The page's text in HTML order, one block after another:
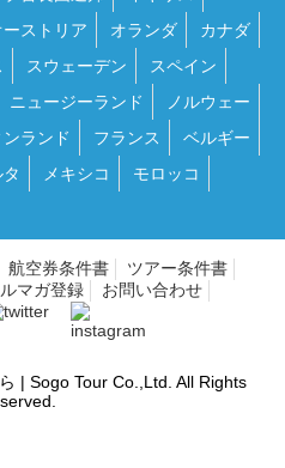
ーストリア オランダ
カナダ
スウェーデン
スペイン
ニュージーランド
ノルウェー
ンランド フランス
ベルギー
メキシコ
モロッコ
航空券条件書
ツアー条件書
マガ登録 お問い合わせ
| Sogo TourCo.,Ltd. All Rights